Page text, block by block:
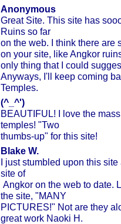
Anonymous
Great Site. This site has
Ruins so far
on the web. I think there are
on your site, like Angkor
only thing that I could
Anyways, I'll keep coming
Temples.
(^_^')
BEAUTIFUL! I love the
temples! "Two
thumbs-up" for this site!
Blake W.
I just stumbled upon this
site of
Angkor on the web to date.
the site, "MANY
PICTURES!" Not are they
great work Naoki H.